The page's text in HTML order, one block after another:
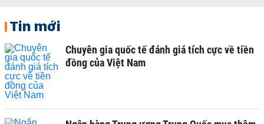
Tin mới
Chuyên gia quốc tế đánh giá tích cực về tiền
đồng của Việt Nam